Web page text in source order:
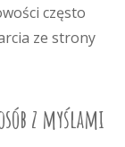
często
ze strony
z myślami